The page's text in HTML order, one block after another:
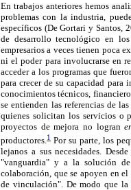
En trabajos anteriores hemos
problemas con la industria,
específicos (De Gortari y Santos,
de desarrollo tecnológico en los
empresarios a veces tienen poca
ni el poder para involucrarse en
acceder a los programas que
para crecer de su capacidad para
conocimientos técnicos,
se entienden las referencias de
quienes solicitan los servicios o
proyectos de mejora no logran
productores. 1 Por su parte, los
lejanos a sus necesidades.
"vanguardia" y a la solución de
colaboración, que se apoyen en
de vinculación". De modo que la